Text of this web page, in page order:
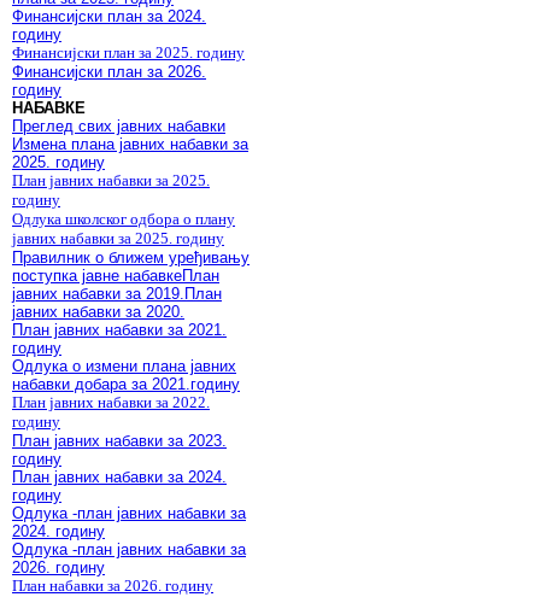
Финансијски план за 2024.
годину
Финансијски план за 2025. годину
Финансијски план за 2026.
годину
НАБАВКЕ
Преглед свих јавних набавки
Измена плана јавних набавки за
2025. годину
План јавних набавки за 2025.
годину
Одлука школског одбора о плану
јавних набавки за 2025. годину
Правилник о ближем уређивању
поступка јавне набавкеПлан
јавних набавки за 2019. План
јавних набавки за 2020.
План јавних набавки за 2021.
годину
Одлука о измени плана јавних
набавки добара за 2021.годину
План јавних набавки за 2022.
годину
План јавних набавки за 2023.
годину
План јавних набавки за 2024.
годину
Одлука -план јавних набавки за
2024. годину
Одлука -план јавних набавки за
2026. годину
План набавки за 2026. годину